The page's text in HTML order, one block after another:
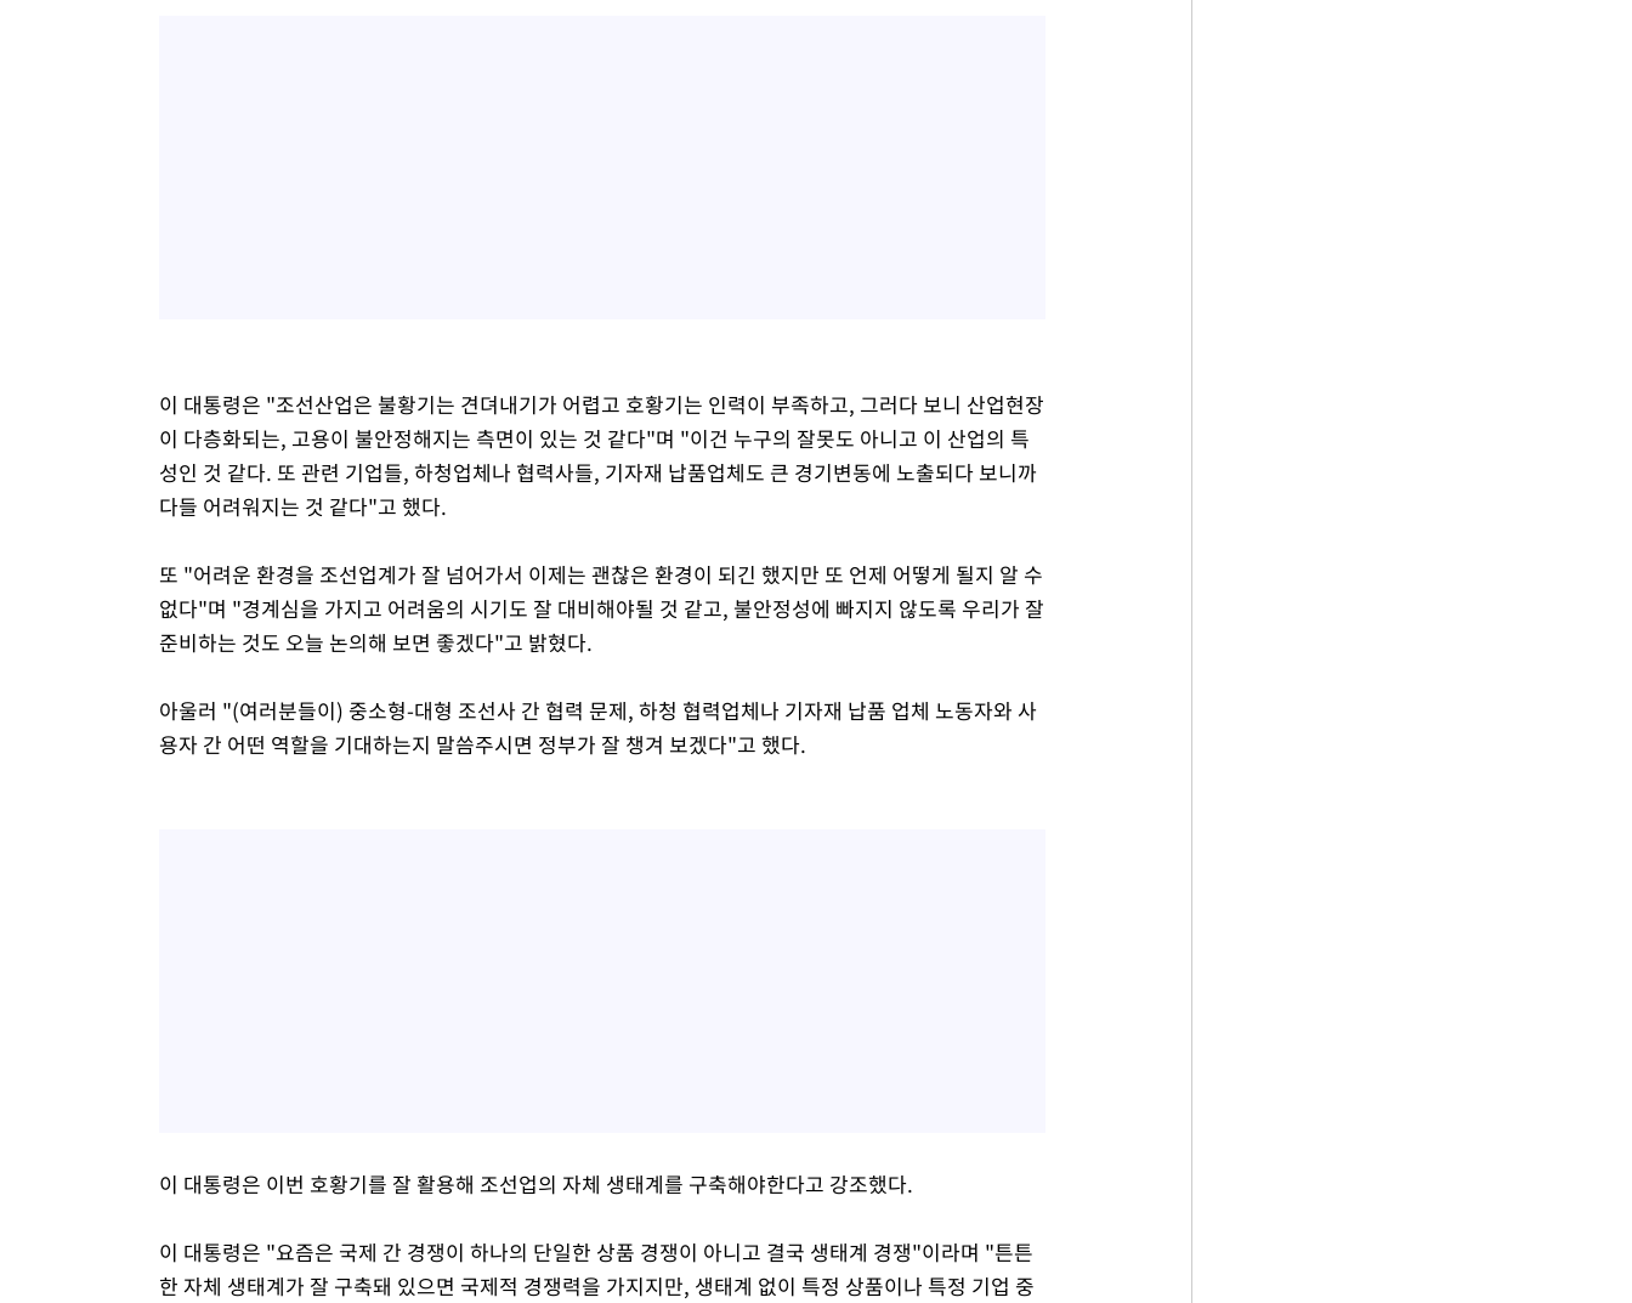
이 대통령은 "조선산업은 불황기는 견뎌내기가 어렵고 호황기는 인력이 부족하고, 그러다 보니 산업현장
이 다층화되는, 고용이 불안정해지는 측면이 있는 것 같다"며 "이건 누구의 잘못도 아니고 이 산업의 특
성인 것 같다. 또 관련 기업들, 하청업체나 협력사들, 기자재 납품업체도 큰 경기변동에 노출되다 보니까
다들 어려워지는 것 같다"고 했다.
또 "어려운 환경을 조선업계가 잘 넘어가서 이제는 괜찮은 환경이 되긴 했지만 또 언제 어떻게 될지 알 수
없다"며 "경계심을 가지고 어려움의 시기도 잘 대비해야될 것 같고, 불안정성에 빠지지 않도록 우리가 잘
준비하는 것도 오늘 논의해 보면 좋겠다"고 밝혔다.
아울러 "(여러분들이) 중소형-대형 조선사 간 협력 문제, 하청 협력업체나 기자재 납품 업체 노동자와 사
용자 간 어떤 역할을 기대하는지 말씀주시면 정부가 잘 챙겨 보겠다"고 했다.
이 대통령은 이번 호황기를 잘 활용해 조선업의 자체 생태계를 구축해야한다고 강조했다.
이 대통령은 "요즘은 국제 간 경쟁이 하나의 단일한 상품 경쟁이 아니고 결국 생태계 경쟁"이라며 "튼튼
한 자체 생태계가 잘 구축돼 있으면 국제적 경쟁력을 가지지만, 생태계 없이 특정 상품이나 특정 기업 중